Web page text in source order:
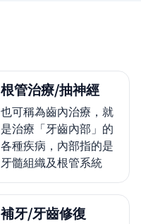
根管治療/抽神經
也可稱為齒內治療，就
是治療「牙齒內部」的
各種疾病，內部指的是
牙髓組織及根管系統
補牙/牙齒修復